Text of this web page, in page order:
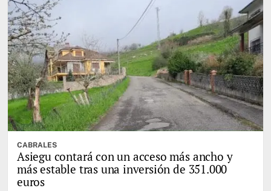
CABRALES
Asiegu contará con un acceso más ancho y
más estable tras una inversión de 351.000
euros